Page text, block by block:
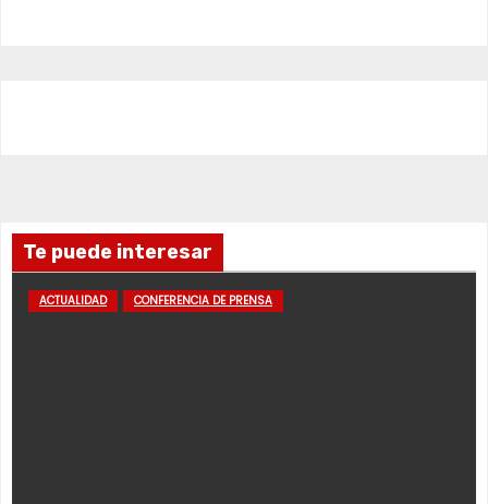
Te puede interesar
ACTUALIDAD CONFERENCIA DE PRENSA